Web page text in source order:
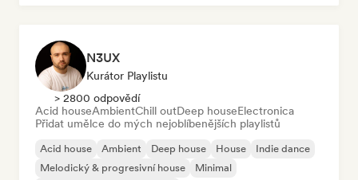
N3UX
Kurátor Playlistu
> 2800 odpovědí
Acid houseAmbientChill outDeep houseElectronica
Přidat umělce do mých nejoblíbenějších playlistů
Acid house Ambient Deep house House
Indie dance
Melodický & progresivní house
Minimal